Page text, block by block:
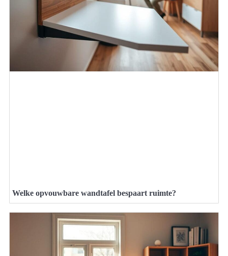
Welke opvouwbare wandtafel bespaart ruimte?